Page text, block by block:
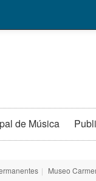
de Música
| Museo